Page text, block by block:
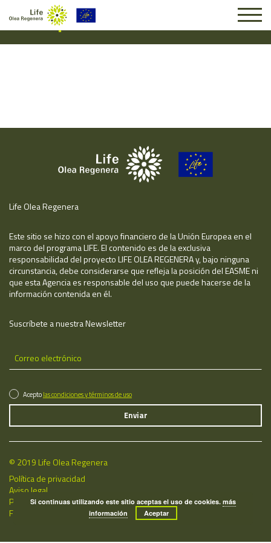
Suscripción #16086
Life Olea Regenera
Este sitio se hizo con el apoyo financiero de la Unión Europea en el
marco del programa LIFE. El contenido es de la exclusiva
responsabilidad del proyecto LIFE OLEA REGENERA y, bajo ninguna
circunstancia, debe considerarse que refleja la posición del EASME ni
que esta Agencia es responsable del uso que puede hacerse de la
información contenida en él.
Suscríbete a nuestra Newsletter
Aceptolas condiciones y términos de uso
© 2019 Life Olea Regenera
Política de privacidad
Aviso legal
Política de cookies
Fecha de última actualización: 09/08/2026
Si continuas utilizando este sitio aceptas el uso de cookies.más
información
Aceptar